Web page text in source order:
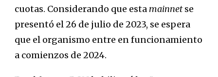
cuotas. Considerando que esta mainnetse
presentó el 26 de julio de 2023, se espera
que el organismo entre en funcionamiento
a comienzos de 2024.